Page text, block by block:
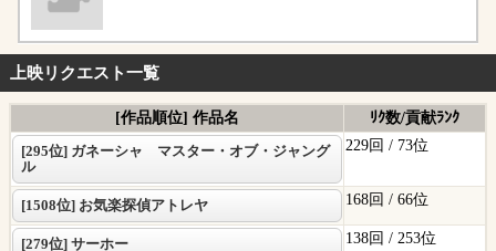
上映リクエスト一覧
[作品順位] 作品名
ﾘｸ数/貢献ﾗﾝｸ
[295位] ガネーシャ マスター・オブ・ジャング
ル
229回 / 73位
[1508位] お気楽探偵アトレヤ 168回 / 66位
[279位] サーホー 138回 / 253位